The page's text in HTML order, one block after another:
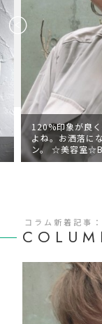
120%印象が良
よね。お洒落に
ン。 ☆美容室
コラム新着記事